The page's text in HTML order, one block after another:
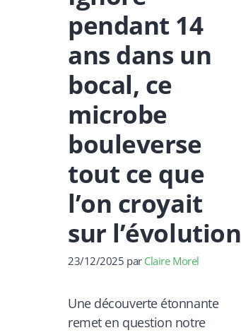
pendant 14
ans dans un
bocal, ce
microbe
bouleverse
tout ce que
l’on croyait
sur l’évolution
23/12/2025 par Claire Morel
Une découverte étonnante
remet en question notre